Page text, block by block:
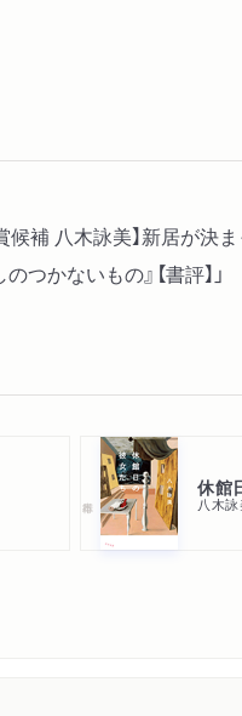
候補 八木詠美】新居が決
かないもの』【書評】」
休館
八木